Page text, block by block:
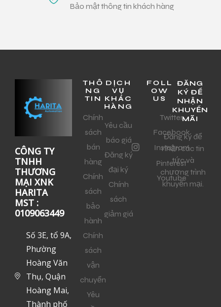
Bảo mật thông tin khách hàng
CÔNG TY
TNHH
THƯƠNG
MẠI XNK
HARITA
MST :
0109063449
Số 3E, tổ 9A,
Phường
Hoàng Văn
Thụ, Quận
Hoàng Mai,
Thành phố
THÔ
NG
TIN
Chính
sách
bán
hàng
Chính
sách
bảo
hành
Chính
sách
vận
chuyển
Yêu
DỊCH
VỤ
KHÁC
HÀNG
Yêu cầu
báo giá
Đăng ký
đại ký
Chính
sách
giảm giá
FOLL
OW
US
Twitter
Facebook
Instagram
Pinterest
Youtube
ĐĂNG
KÝ ĐỂ
NHẬN
KHUYẾN
MÃI
Đăng ký để
nhận các tin
tức và
chương trình
khuyến mại.